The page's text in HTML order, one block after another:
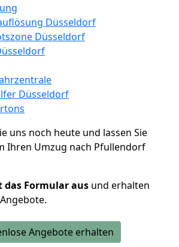
Düsseldorf
Düsseldorf
Düsseldorf
uns noch heute und lassen Sie
Ihren Umzug nach Pfullendorf
das Formular aus und erhalten
Angebote erhalten